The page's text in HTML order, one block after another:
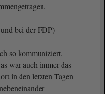
bei der FDP)
so kommuniziert.
war auch immer das
in den letzten Tagen